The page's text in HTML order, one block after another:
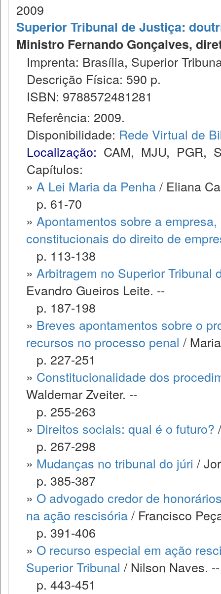
2009
Superior Tribunal de Justiça:
Ministro Fernando Gonçalves,
Imprenta: Brasília, Superior
Descrição Física: 590 p.
ISBN: 9788572481281
Referência: 2009.
Disponibilidade: Rede Virtual de
Localização: CAM, MJU, PGR,
Capítulos:
» A Lei Maria da Penha/ Eliana
p. 61-70
» Apontamentos sobre a
constitucionais do direito de
p. 113-138
» Arbitragem no Superior
Evandro Gueiros Leite. --
p. 187-198
» Breves apontamentos sobre o
recursos no processo penal /
p. 227-251
» Constitucionalidade dos
Waldemar Zveiter. --
p. 255-263
» Direitos sociais: qual é o futuro?
p. 267-298
» Mudanças no tribunal do júri /
p. 385-387
» O advogado credor de
na ação rescisória/ Francisco
p. 391-406
» O recurso especial em ação
Superior Tribunal / Nilson Naves. --
p. 443-451